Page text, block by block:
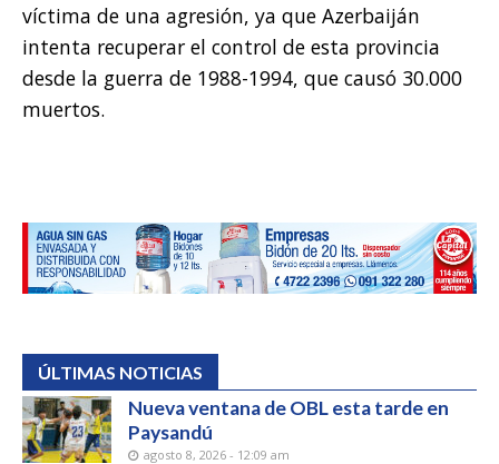
víctima de una agresión, ya que Azerbaiján
intenta recuperar el control de esta provincia
desde la guerra de 1988-1994, que causó 30.000
muertos.
ÚLTIMAS NOTICIAS
Nueva ventana de OBL esta tarde en
Paysandú
agosto 8, 2026 - 12:09 am